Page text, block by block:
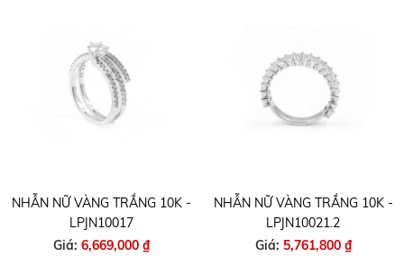
NHẪN NỮ VÀNG TRẮNG 10K -
LPJN10017
Giá: 6,669,000 ₫
NHẪN NỮ VÀNG TRẮNG 10K -
LPJN10021.2
Giá: 5,761,800 ₫